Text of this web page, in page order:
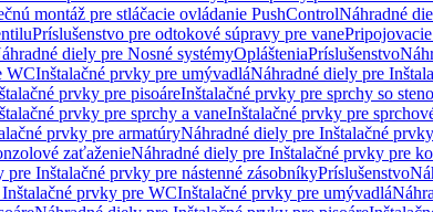
montáž pre stláčacie ovládanie PushControlNáhradné
Príslušenstvo pre odtokové súpravy pre vane
diely pre Nosné systémyOplášteniaPríslušenstvo
WCInštalačné prvky pre umývadláNáhradné diely pre
prvky pre pisoáreInštalačné prvky pre sprchy so
prvky pre sprchy a vaneInštalačné prvky pre
prvky pre armatúryNáhradné diely pre Inštalačné
zaťaženieNáhradné diely pre Inštalačné prvky pre
pre Inštalačné prvky pre nástenné zásobníkyPríslušenstvo
prvky pre WCInštalačné prvky pre umývadlá